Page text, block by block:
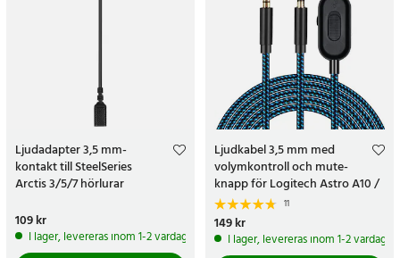
Ljudadapter 3,5 mm-
kontakt till SteelSeries
Arctis 3/5/7 hörlurar
Pris:109 kr
109 kr
I lager, levereras inom 1-2 vardagar
Ljudkabel 3,5 mm med
volymkontroll och mute-
knapp för Logitech Astro A10 /
A40 / A30
11
Pris:149 kr
149 kr
I lager, levereras inom 1-2 vardagar